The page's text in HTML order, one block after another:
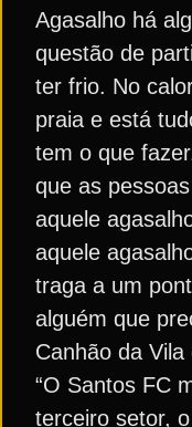
Agasalho há
questão de
ter frio. No
praia e está
tem o que
que as
aquele
aquele
traga a um
alguém que
Canhão da Vila
“O Santos FC
terceiro setor,